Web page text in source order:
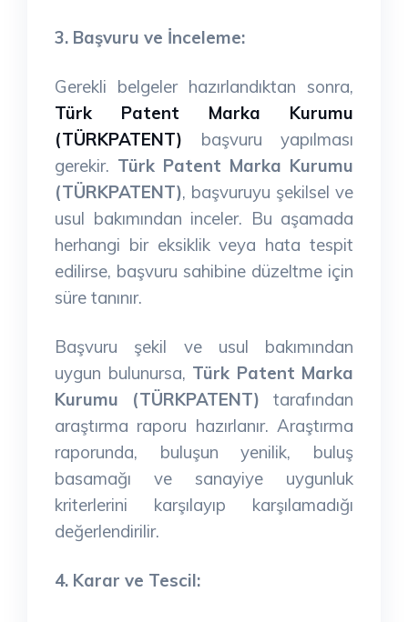
3. Başvuru ve İnceleme:
Gerekli belgeler hazırlandıktan sonra,
Türk Patent Marka Kurumu
(TÜRKPATENT) başvuru yapılması
gerekir. Türk Patent Marka Kurumu
(TÜRKPATENT), başvuruyu şekilsel ve
usul bakımından inceler. Bu aşamada
herhangi bir eksiklik veya hata tespit
edilirse, başvuru sahibine düzeltme için
süre tanınır.
Başvuru şekil ve usul bakımından
uygun bulunursa, Türk Patent Marka
Kurumu (TÜRKPATENT) tarafından
araştırma raporu hazırlanır. Araştırma
raporunda, buluşun yenilik, buluş
basamağı ve sanayiye uygunluk
kriterlerini karşılayıp karşılamadığı
değerlendirilir.
4. Karar ve Tescil: